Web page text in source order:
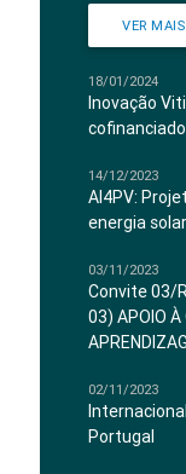
VER MAIS
18/01/2024
Inovação
14/12/2023
AI4PV:
energia solar
03/11/2023
Convite 03/
03) APOIO À
02/11/2023
Portugal